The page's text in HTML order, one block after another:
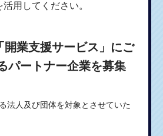
用してください。
開業支援サービス」にご
パートナー企業を募集
法人及び団体を対象とさせていた